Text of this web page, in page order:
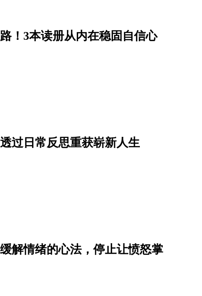
！3本读册从内在稳固自信心
过日常反思重获崭新人生
解情绪的心法，停止让愤怒掌